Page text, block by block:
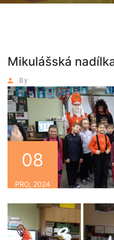
Mikulášská
By
08
PRO, 2024